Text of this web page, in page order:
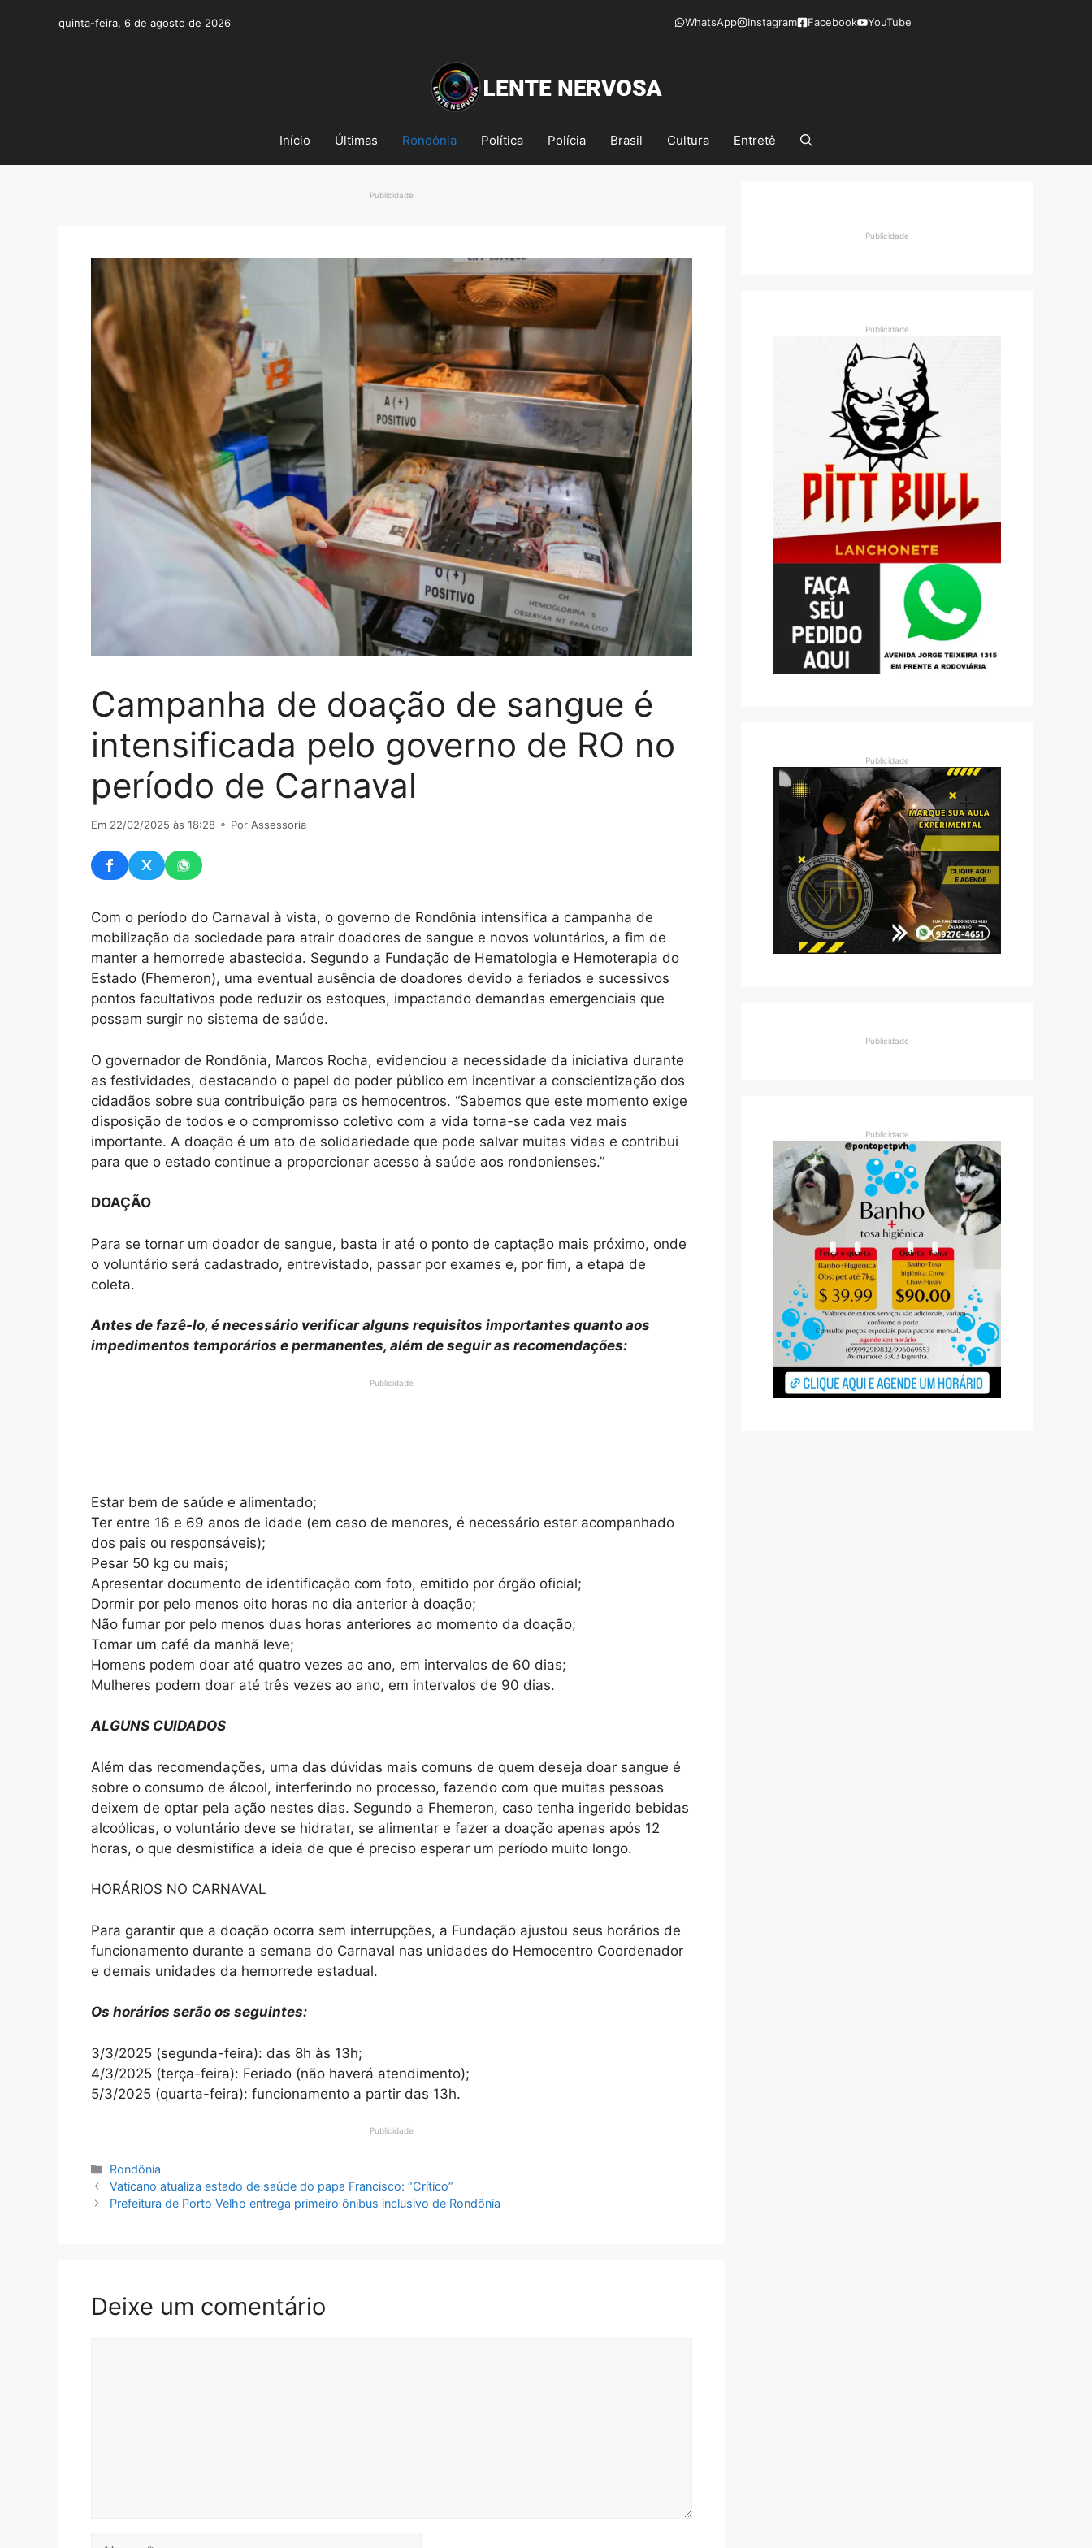
o
quinta-feira, 6 de agosto de 2026 WhatsApp Instagram Facebook YouTube
Início Últimas Rondônia Política Polícia Brasil Cultura Entretê
Publicidade
Campanha de doação de sangue é
intensificada pelo governo de RO no
período de Carnaval
Em 22/02/2025 às 18:28 ⚬ Por Assessoria
Com o período do Carnaval à vista, o governo de Rondônia intensifica a campanha de
mobilização da sociedade para atrair doadores de sangue e novos voluntários, a fim de
manter a hemorrede abastecida. Segundo a Fundação de Hematologia e Hemoterapia do
Estado (Fhemeron), uma eventual ausência de doadores devido a feriados e sucessivos
pontos facultativos pode reduzir os estoques, impactando demandas emergenciais que
possam surgir no sistema de saúde.
O governador de Rondônia, Marcos Rocha, evidenciou a necessidade da iniciativa durante
as festividades, destacando o papel do poder público em incentivar a conscientização dos
cidadãos sobre sua contribuição para os hemocentros. “Sabemos que este momento exige
disposição de todos e o compromisso coletivo com a vida torna-se cada vez mais
importante. A doação é um ato de solidariedade que pode salvar muitas vidas e contribui
para que o estado continue a proporcionar acesso à saúde aos rondonienses.”
DOAÇÃO
Para se tornar um doador de sangue, basta ir até o ponto de captação mais próximo, onde
o voluntário será cadastrado, entrevistado, passar por exames e, por fim, a etapa de
coleta.
Antes de fazê-lo, é necessário verificar alguns requisitos importantes quanto aos
impedimentos temporários e permanentes, além de seguir as recomendações:
Publicidade
Estar bem de saúde e alimentado;
Ter entre 16 e 69 anos de idade (em caso de menores, é necessário estar acompanhado
dos pais ou responsáveis);
Pesar 50 kg ou mais;
Apresentar documento de identificação com foto, emitido por órgão oficial;
Dormir por pelo menos oito horas no dia anterior à doação;
Não fumar por pelo menos duas horas anteriores ao momento da doação;
Tomar um café da manhã leve;
Homens podem doar até quatro vezes ao ano, em intervalos de 60 dias;
Mulheres podem doar até três vezes ao ano, em intervalos de 90 dias.
ALGUNS CUIDADOS
Além das recomendações, uma das dúvidas mais comuns de quem deseja doar sangue é
sobre o consumo de álcool, interferindo no processo, fazendo com que muitas pessoas
deixem de optar pela ação nestes dias. Segundo a Fhemeron, caso tenha ingerido bebidas
alcoólicas, o voluntário deve se hidratar, se alimentar e fazer a doação apenas após 12
horas, o que desmistifica a ideia de que é preciso esperar um período muito longo.
HORÁRIOS NO CARNAVAL
Para garantir que a doação ocorra sem interrupções, a Fundação ajustou seus horários de
funcionamento durante a semana do Carnaval nas unidades do Hemocentro Coordenador
e demais unidades da hemorrede estadual.
Os horários serão os seguintes:
3/3/2025 (segunda-feira): das 8h às 13h;
4/3/2025 (terça-feira): Feriado (não haverá atendimento);
5/3/2025 (quarta-feira): funcionamento a partir das 13h.
Publicidade
Categorias
Rondônia
Vaticano atualiza estado de saúde do papa Francisco: “Crítico”
Prefeitura de Porto Velho entrega primeiro ônibus inclusivo de Rondônia
Deixe um comentário
Publicidade
Publicidade
Publicidade
Publicidade
Publicidade